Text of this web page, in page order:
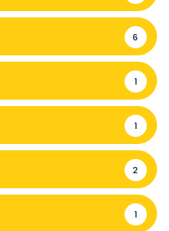
6
1
1
2
1